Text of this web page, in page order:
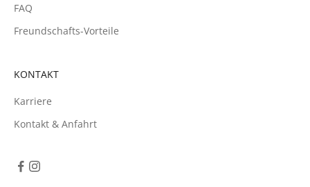
FAQ
Freundschafts-Vorteile
KONTAKT
Karriere
Kontakt & Anfahrt